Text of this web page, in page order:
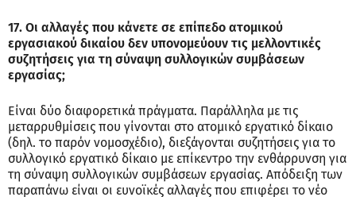
17. Οι αλλαγές που κάνετε σε επίπεδο ατομικού
εργασιακού δικαίου δεν υπονομεύουν τις μελλοντικές
συζητήσεις για τη σύναψη συλλογικών συμβάσεων
εργασίας;
Είναι δύο διαφορετικά πράγματα. Παράλληλα με τις
μεταρρυθμίσεις που γίνονται στο ατομικό εργατικό δίκαιο
(δηλ. το παρόν νομοσχέδιο), διεξάγονται συζητήσεις για το
συλλογικό εργατικό δίκαιο με επίκεντρο την ενθάρρυνση για
τη σύναψη συλλογικών συμβάσεων εργασίας. Απόδειξη των
παραπάνω είναι οι ευνοϊκές αλλαγές που επιφέρει το νέο